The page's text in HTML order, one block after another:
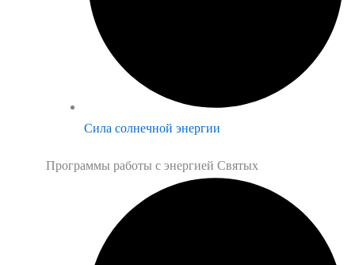
Сила солнечной энергии
Программы работы с энергией Святых